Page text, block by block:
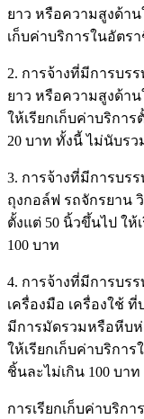
ยาว หรือความสูงด้าน
เก็บค่าบริการในอัตร
2. การจ้างที่มีการบร
ยาว หรือความสูงด้า
ให้เรียกเก็บค่าบริกา
20 บาท ทั้งนี้ ไม่นับร
3. การจ้างที่มีการบร
ถุงกอล์ฟ รถจักรยาน
ตั้งแต่ 50 นิ้วขึ้นไป ให้
100 บาท
4. การจ้างที่มีการบร
เครื่องมือ เครื่องใช้
มีการมัดรวมหรือหีบ
ให้เรียกเก็บค่าบริกา
ชิ้นละไม่เกิน 100 บาท
การเรียกเก็บค่าบริก